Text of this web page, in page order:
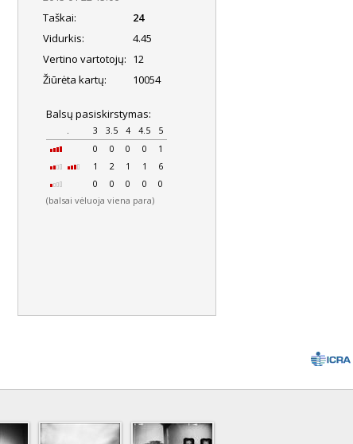
Taškai:
24
Vidurkis:
4.45
Vertino vartotojų: 12
Žiūrėta kartų:
10054
Balsų pasiskirstymas:
. 3 3.5 4 4.5
5
0
0 0 0
1
1
2 1 1
6
0
0 0 0 0
(balsai vėluoja viena para)